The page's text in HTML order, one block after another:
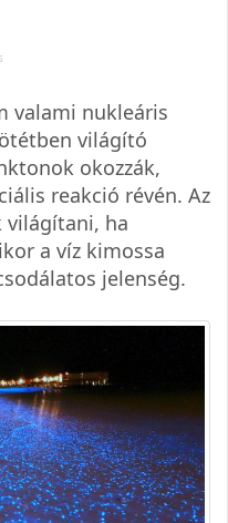
valami nukleáris
világító
okozzák,
reakció révén. Az
világítani, ha
a víz kimossa
jelenség.